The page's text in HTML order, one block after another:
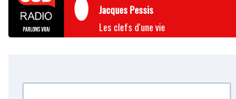
Jacques Pessis
Les clefs d'une vie